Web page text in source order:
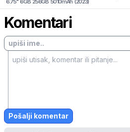
6.75" 6GB 256GB 5010mAh (2023)
Komentari
Pošalji komentar